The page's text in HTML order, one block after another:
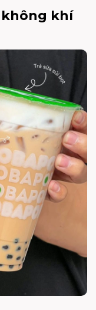
không khí